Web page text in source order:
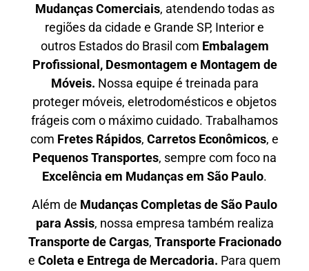
Mudanças Comerciais, atendendo todas as
regiões da cidade e Grande SP, Interior e
outros Estados do Brasil com Embalagem
Profissional , Desmontagem e Montagem de
Móveis. Nossa equipe é treinada para
proteger móveis, eletrodomésticos e objetos
frágeis com o máximo cuidado. Trabalhamos
com Fretes Rápidos, Carretos Econômicos, e
Pequenos Transportes, sempre com foco na
Excelência em Mudanças em São Paulo.
Além de Mudanças Completas de São Paulo
para Assis, nossa empresa também realiza
Transporte de Cargas, Transporte Fracionado
e Coleta e Entrega de Mercadoria. Para quem